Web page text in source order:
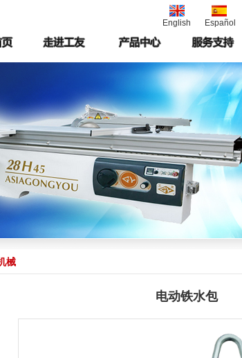
English Español
械
电动铁水包